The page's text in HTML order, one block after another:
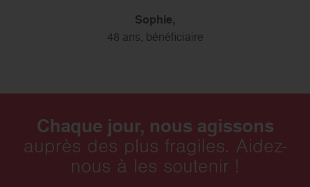
Sophie,
48 ans, bénéficiaire
Chaque jour, nous agissons
auprès des plus fragiles. Aidez-
nous à les soutenir !